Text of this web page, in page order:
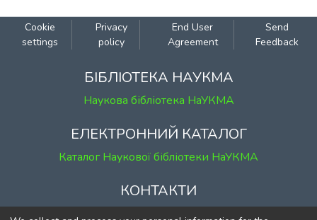
Cookie
settings
Privacy
policy
End User
Agreement
Send
Feedback
БІБЛІОТЕКА НАУКМА
Наукова бібліотека НаУКМА
ЕЛЕКТРОННИЙ КАТАЛОГ
Каталог Наукової бібліотеки НаУКМА
КОНТАКТИ
м. Київ, вул. Григорія Сковороди, 2